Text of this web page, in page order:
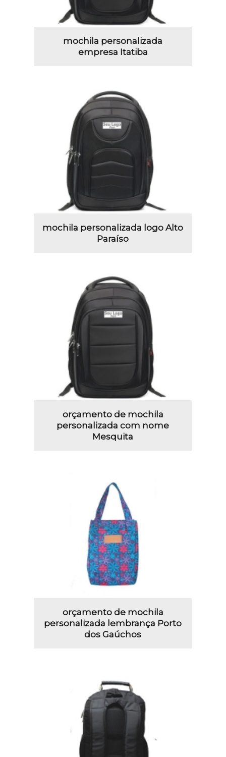
mochila personalizada
empresa Itatiba
mochila personalizada logo Alto
Paraíso
orçamento de mochila
personalizada com nome
Mesquita
orçamento de mochila
personalizada lembrança Porto
dos Gaúchos